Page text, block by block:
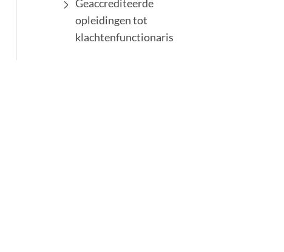
Geaccrediteerde
opleidingen tot
klachtenfunctionaris